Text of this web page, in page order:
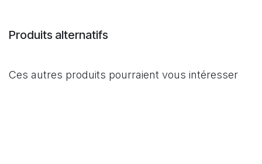
Produits alternatifs
Ces autres produits pourraient vous intéresser